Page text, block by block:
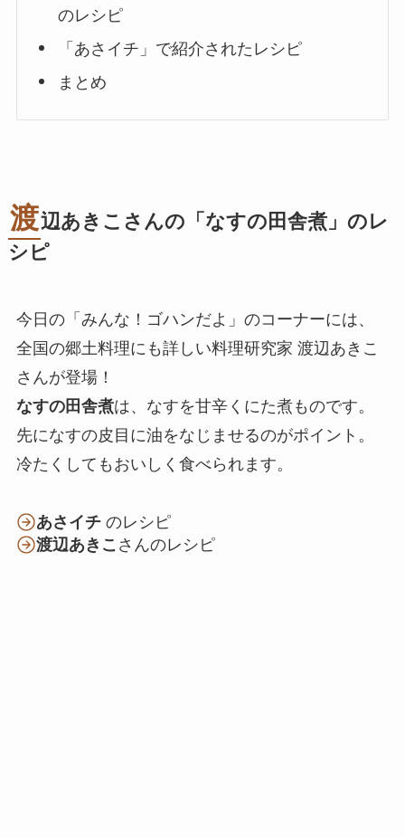
のレシピ
「あさイチ」で紹介されたレシピ
まとめ
渡辺あきこさんの「なすの田舎煮」のレ
シピ
今日の「みんな！ゴハンだよ」のコーナーには、
全国の郷土料理にも詳しい料理研究家 渡辺あきこ
さんが登場！
なすの田舎煮は、なすを甘辛くにた煮ものです。
先になすの皮目に油をなじませるのがポイント。
冷たくしてもおいしく食べられます。
あさイチ のレシピ
渡辺あきこ さんのレシピ